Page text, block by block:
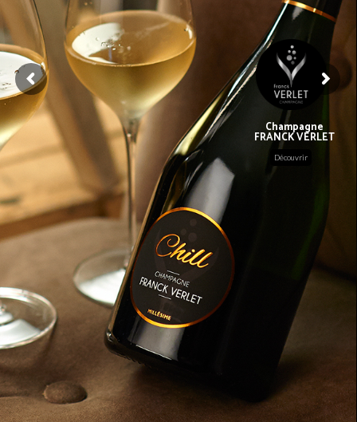
Champagne
FRANCK VERLET
Découvrir